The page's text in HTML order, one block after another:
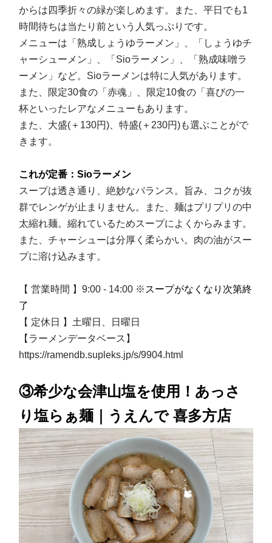
からは四季折々の緑が楽しめます。また、平日でも1
時間待ちは当たり前という人気っぷりです。
メニューは「熟成しょうゆラーメン」、「しょうゆチ
ャーシューメン」、「Sioラーメン」、「熟成味噌ラ
ーメン」など。Sioラーメンは特に人気があります。
また、限定30食の「赤魂」、限定10食の「喜びの一
杯といったレアなメニューもあります。
また、大盛(＋130円)、特盛(＋230円)も選ぶことがで
きます。
これが定番：Sioラーメン
スープは透き通り、絶妙なバランス。旨み、コクが抜
群でレンゲが止まりません。また、麺はプリプリの中
太縮れ麺。縮れているためスープによくからみます。
また、チャーシューは分厚く柔らかい。肉の油がスー
プに溶け込みます。
【 営業時間 】9:00 - 14:00 ※ スープがなくなり次第終
了
【 定休日 】土曜日、日曜日
【ラーメンデータベース】
https://ramendb.supleks.jp/s/9904.html
③希少な会津山塩を使用！あっさ
り塩らぁ麺｜うえんで 喜多方店